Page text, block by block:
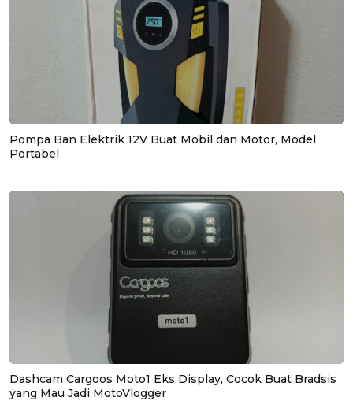
Pompa Ban Elektrik 12V Buat Mobil dan Motor, Model
Portabel
Dashcam Cargoos Moto1 Eks Display, Cocok Buat Bradsis
yang Mau Jadi MotoVlogger